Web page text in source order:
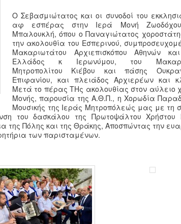
Ο Σεβασμιώτατος και οι συνοδοί του
αφ εσπέρας στην Ιερά Μονή
Μπαλουκλή, όπου ο Παναγιώτατος
την ακολουθία του Εσπερινού,
Μακαριωτάτου Αρχιεπισκόπου Αθηνών
Ελλάδος κ Ιερωνύμου, του
Μητροπολίτου Κιέβου και πάσης
Επιφανίου, και πλειάδος Αρχιερέων και
Μετά το πέρας ΤΗς ακολουθίας στον αύλειο
Μονής, παρουσία της Α.Θ.Π., η Χορωδία
Μουσικής της Ιεράς Μητροπόλεώς μας με τη
του δασκάλου της Πρωτοψάλτου Χρήστου
της Πόλης και της Θράκης, Αποσπώντας την
των παρισταμένων.